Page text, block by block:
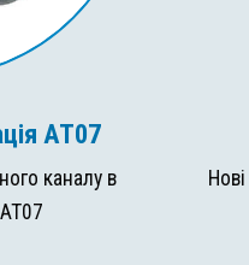
AT07
каналу в